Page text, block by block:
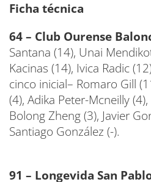
Ficha técnica
64 – Club Ourense
Santana (14), Unai
Kacinas (14), Ivica Radic
cinco inicial– Romaro Gill
(4), Adika Peter-Mcneilly
Bolong Zheng (3), Javier
Santiago González (-).
91 – Longevida San